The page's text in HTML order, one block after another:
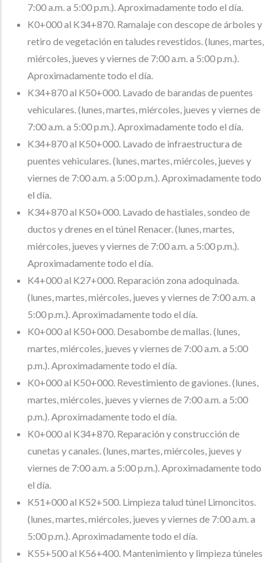
7:00 a.m. a 5:00 p.m.). Aproximadamente todo el día.
K0+000 al K34+870. Ramalaje con descope de árboles y
retiro de vegetación en taludes revestidos. (lunes, martes,
miércoles, jueves y viernes de 7:00 a.m. a 5:00 p.m.).
Aproximadamente todo el día.
K34+870 al K50+000. Lavado de barandas de puentes
vehiculares. (lunes, martes, miércoles, jueves y viernes de
7:00 a.m. a 5:00 p.m.). Aproximadamente todo el día.
K34+870 al K50+000. Lavado de infraestructura de
puentes vehiculares. (lunes, martes, miércoles, jueves y
viernes de 7:00 a.m. a 5:00 p.m.). Aproximadamente todo
el día.
K34+870 al K50+000. Lavado de hastiales, sondeo de
ductos y drenes en el túnel Renacer. (lunes, martes,
miércoles, jueves y viernes de 7:00 a.m. a 5:00 p.m.).
Aproximadamente todo el día.
K4+000 al K27+000. Reparación zona adoquinada.
(lunes, martes, miércoles, jueves y viernes de 7:00 a.m. a
5:00 p.m.). Aproximadamente todo el día.
K0+000 al K50+000. Desabombe de mallas. (lunes,
martes, miércoles, jueves y viernes de 7:00 a.m. a 5:00
p.m.). Aproximadamente todo el día.
K0+000 al K50+000. Revestimiento de gaviones. (lunes,
martes, miércoles, jueves y viernes de 7:00 a.m. a 5:00
p.m.). Aproximadamente todo el día.
K0+000 al K34+870. Reparación y construcción de
cunetas y canales. (lunes, martes, miércoles, jueves y
viernes de 7:00 a.m. a 5:00 p.m.). Aproximadamente todo
el día.
K51+000 al K52+500. Limpieza talud túnel Limoncitos.
(lunes, martes, miércoles, jueves y viernes de 7:00 a.m. a
5:00 p.m.). Aproximadamente todo el día.
K55+500 al K56+400. Mantenimiento y limpieza túneles